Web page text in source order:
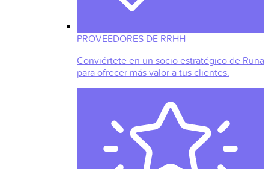
PROVEEDORES DE RRHH
Conviértete en un socio estratégico de Runa
para ofrecer más valor a tus clientes.